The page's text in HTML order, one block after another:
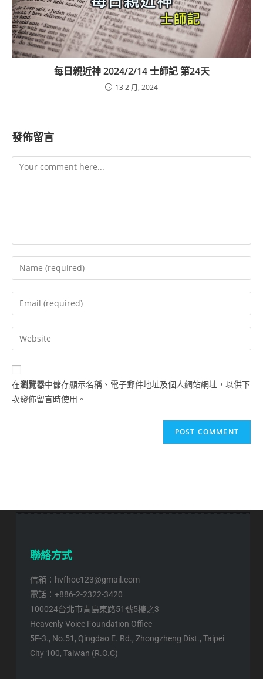
每日親近神 2024/2/14 士師記 第24天
13 2 月, 2024
發佈留言
在瀏覽器中儲存顯示名稱、電子郵件地址及個人網站網址，以供下
次發佈留言時使用。
聯絡方式
信箱：hvfhoc123@gmail.com
電話：+886-2-2322-3420
100024台北市青島東路51號5樓之3
Heavenly Voice Foundation Office
5F-3., No.51, Qingdao E. Rd., Zhongzheng Dist., Taipei
City 100, Taiwan (R.O.C)